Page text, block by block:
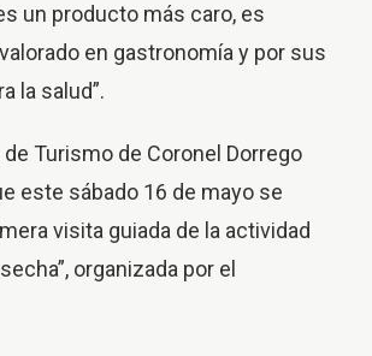
un producto más caro, es
en gastronomía y por sus
la salud”.
de Turismo de Coronel Dorrego
este sábado 16 de mayo se
visita guiada de la actividad
organizada por el